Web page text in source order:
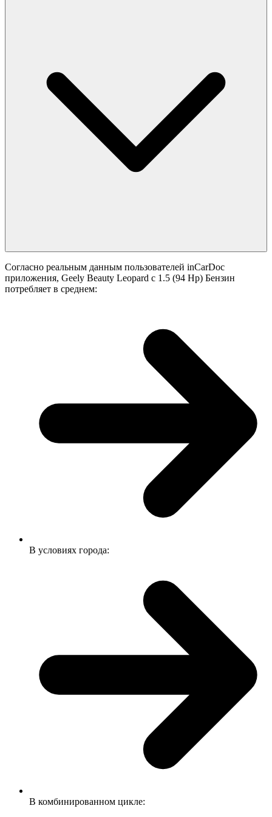
Согласно реальным данным пользователей inCarDoc
приложения, Geely Beauty Leopard с 1.5 (94 Hp) Бензин
потребляет в среднем:
В условиях города:
В комбинированном цикле: